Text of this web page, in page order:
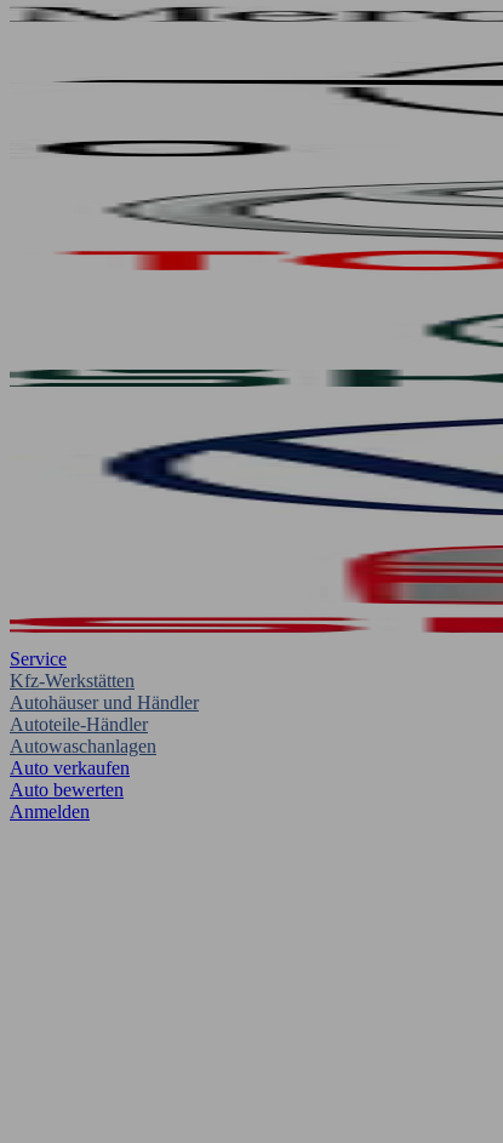
Service
Kfz-Werkstätten
Autohäuser und Händler
Autoteile-Händler
Autowaschanlagen
Auto verkaufen
Auto bewerten
Anmelden